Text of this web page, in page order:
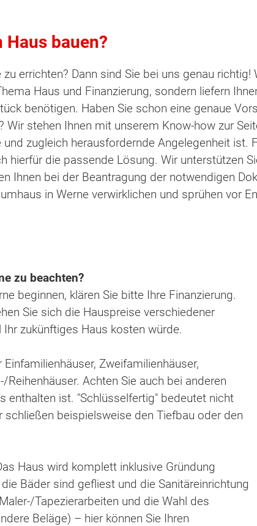
Haus bauen?
errichten? Dann sind Sie bei uns genau
Haus und Finanzierung, sondern liefern
benötigen. Haben Sie schon eine genaue
Wir stehen Ihnen mit unserem Know-how zur
zugleich herausfordernde Angelegenheit ist.
hierfür die passende Lösung. Wir unterstützen
Ihnen bei der Beantragung der notwendigen
in Werne verwirklichen und sprühen vor
zu beachten?
beginnen, klären Sie bitte Ihre Finanzierung.
Sie sich die Hauspreise verschiedener
zukünftiges Haus kosten würde.
Zweifamilienhäuser,
Achten Sie auch bei anderen
enthalten ist. "Schlüsselfertig" bedeutet nicht
schließen beispielsweise den Tiefbau oder den
Haus wird komplett inklusive Gründung
Bäder sind gefliest und die Sanitäreinrichtung
Tapezierarbeiten und die Wahl des
Beläge) – hier können Sie Ihren